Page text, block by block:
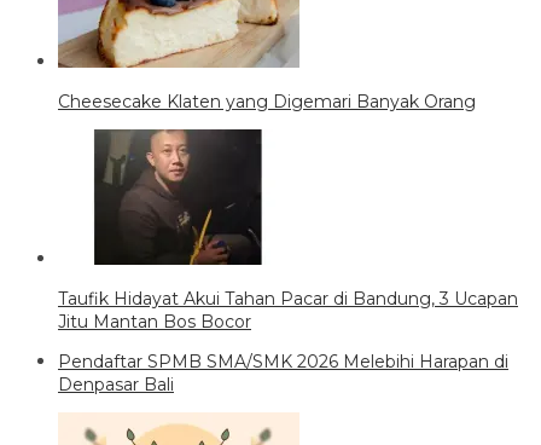
Cheesecake Klaten yang Digemari Banyak Orang
Taufik Hidayat Akui Tahan Pacar di Bandung, 3 Ucapan
Jitu Mantan Bos Bocor
Pendaftar SPMB SMA/SMK 2026 Melebihi Harapan di
Denpasar Bali